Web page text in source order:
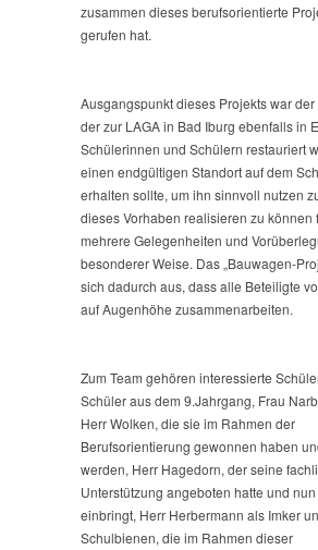
zusammen dieses berufsorientierte
gerufen hat.
Ausgangspunkt dieses Projekts war
der zur LAGA in Bad Iburg ebenfalls in
Schülerinnen und Schülern restauriert
einen endgültigen Standort auf dem
erhalten sollte, um ihn sinnvoll nutzen
dieses Vorhaben realisieren zu können
mehrere Gelegenheiten und
besonderer Weise. Das „Bauwagen-
sich dadurch aus, dass alle Beteiligte
auf Augenhöhe zusammenarbeiten.
Zum Team gehören interessierte
Schüler aus dem 9.Jahrgang, Frau
Herr Wolken, die sie im Rahmen der
Berufsorientierung gewonnen haben
werden, Herr Hagedorn, der seine
Unterstützung angeboten hatte und
einbringt, Herr Herbermann als Imker
Schulbienen, die im Rahmen dieser